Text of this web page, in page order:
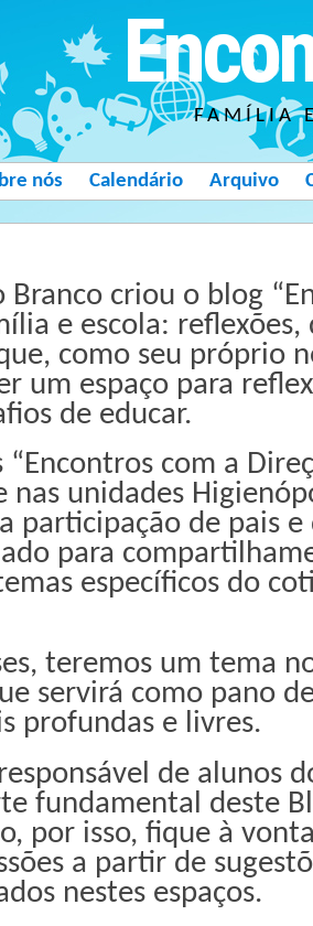
FAMÍLIA
nós Calendário Arquivo
Branco criou o blog
e escola: reflexões,
como seu próprio
um espaço para
de educar.
“Encontros com a
nas unidades
participação de pais
para
específicos do
teremos um tema
servirá como pano
profundas e livres.
de alunos
fundamental deste
por isso, fique à
a partir de
nestes espaços.